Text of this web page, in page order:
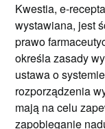
Kwestia, e-
wystawiana, jest
prawo
określa zasady
ustawa o
rozporządzenia
mają na celu
zapobieganie